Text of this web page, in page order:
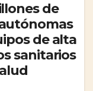
de
de alta
sanitarios